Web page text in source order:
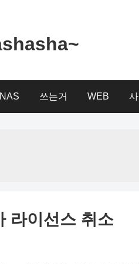
NAS 쓰는거 WEB
라이선스 취소